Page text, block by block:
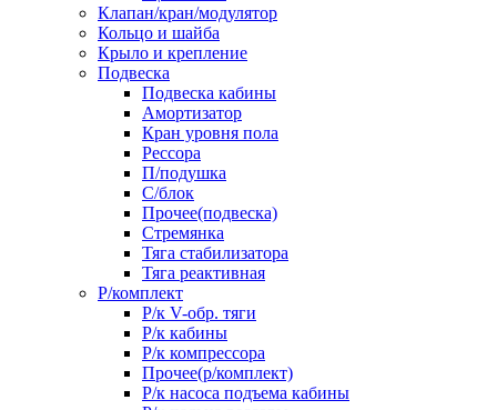
Клапан/кран/модулятор
Кольцо и шайба
Крыло и крепление
Подвеска
Подвеска кабины
Амортизатор
Кран уровня пола
Рессора
П/подушка
С/блок
Прочее(подвеска)
Стремянка
Тяга стабилизатора
Тяга реактивная
Р/комплект
Р/к V-обр. тяги
Р/к кабины
Р/к компрессора
Прочее(р/комплект)
Р/к насоса подъема кабины